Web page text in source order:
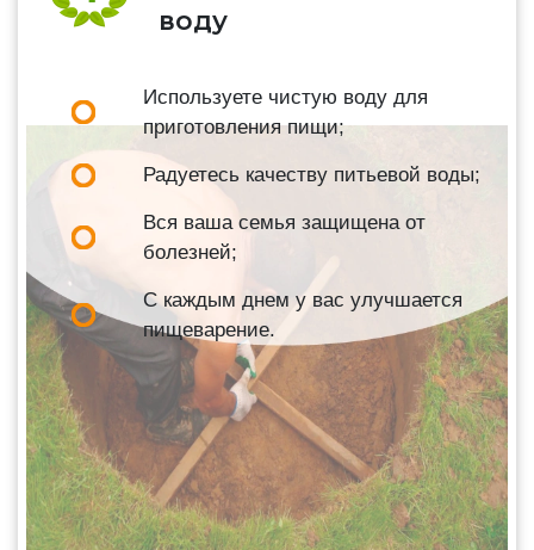
воду
Используете чистую воду для
приготовления пищи;
Радуетесь качеству питьевой воды;
Вся ваша семья защищена от
болезней;
С каждым днем у вас улучшается
пищеварение.